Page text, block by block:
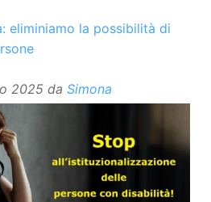
eliminiamo la possibilità di
2025 da Simona